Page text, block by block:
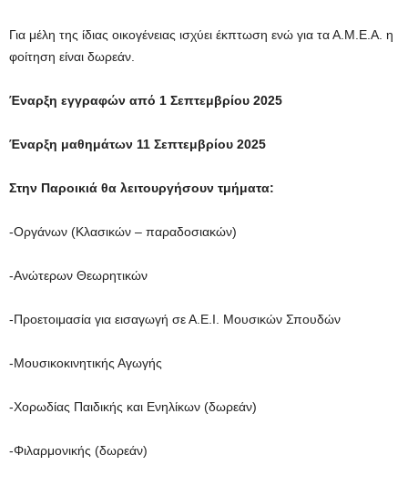
Για μέλη της ίδιας οικογένειας ισχύει έκπτωση ενώ για τα Α.Μ.Ε.Α. η
φοίτηση είναι δωρεάν.
Έναρξη εγγραφών από 1 Σεπτεμβρίου 2025
Έναρξη μαθημάτων 11 Σεπτεμβρίου 2025
Στην Παροικιά θα λειτουργήσουν τμήματα:
-Οργάνων (Κλασικών – παραδοσιακών)
-Ανώτερων Θεωρητικών
-Προετοιμασία για εισαγωγή σε Α.Ε.Ι. Μουσικών Σπουδών
-Μουσικοκινητικής Αγωγής
-Χορωδίας Παιδικής και Ενηλίκων (δωρεάν)
-Φιλαρμονικής (δωρεάν)